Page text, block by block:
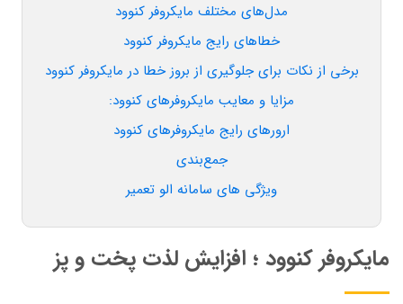
مدل‌های مختلف مایکروفر کنوود
خطاهای رایج مایکروفر کنوود
برخی از نکات برای جلوگیری از بروز خطا در مایکروفر کنوود
مزایا و معایب مایکروفرهای کنوود:
ارورهای رایج مایکروفرهای کنوود
جمع‌بندی
ویژگی های سامانه الو تعمیر
مایکروفر کنوود ؛ افزایش لذت پخت و پز